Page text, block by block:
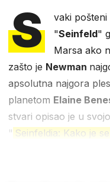
S
vaki
"Seinfeld"
Marsa ako
zašto je Newman
apsolutna najgora
planetom Elaine
stvari opisao je u
" Seinfeldia: Kako je